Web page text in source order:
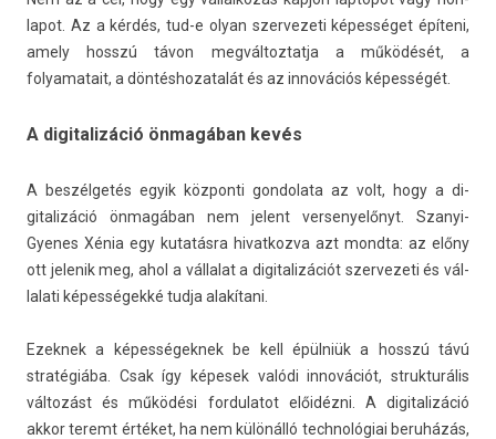
lapot. Az a kérdés, tud-e olyan szer­vezeti képességet építeni,
amely hosszú távon meg­változ­tatja a működését, a
folyamatait, a dön­téshozatalát és az innovációs képességét.
A digitalizáció önmagában kevés
A beszélgetés egyik köz­ponti gon­dolata az volt, hogy a di­
gitalizáció önmagában nem jelent ver­senyelőnyt. Szanyi-
Gyenes Xénia egy kutatásra hivat­kozva azt mondta: az előny
ott jelenik meg, ahol a vál­lalat a di­gitalizációt szer­vezeti és vál­
lalati képességekké tudja alakítani.
Ezek­nek a képes­ségek­nek be kell épülniük a hosszú távú
stratégiába. Csak így képesek valódi innovációt, struk­turális
változást és működési for­dulatot előidézni. A di­gitalizáció
akkor teremt értéket, ha nem különálló tech­nológiai beruházás,